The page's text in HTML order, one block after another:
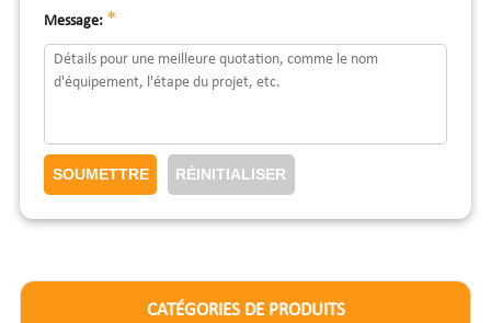
Message: *
CATÉGORIES DE PRODUITS